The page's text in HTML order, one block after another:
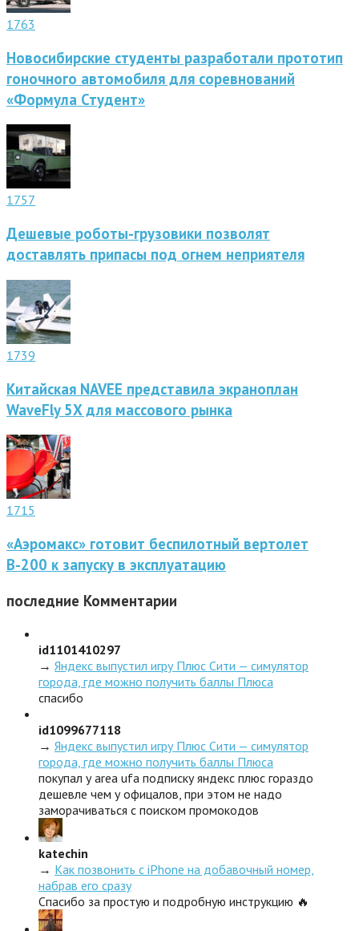
1763
Новосибирские студенты разработали прототип
гоночного автомобиля для соревнований
«Формула Студент»
1757
Дешевые роботы-грузовики позволят
доставлять припасы под огнем неприятеля
1739
Китайская NAVEE представила экраноплан
WaveFly 5X для массового рынка
1715
«Аэромакс» готовит беспилотный вертолет
В-200 к запуску в эксплуатацию
последние Комментарии
id1101410297
→ Яндекс выпустил игру Плюс Сити — симулятор
города, где можно получить баллы Плюса
спасибо
id1099677118
→ Яндекс выпустил игру Плюс Сити — симулятор
города, где можно получить баллы Плюса
покупал у area ufa подписку яндекс плюс гораздо
дешевле чем у офицалов, при этом не надо
заморачиваться с поиском промокодов
katechin
→ Как позвонить с iPhone на добавочный номер,
набрав его сразу
Спасибо за простую и подробную инструкцию 🔥